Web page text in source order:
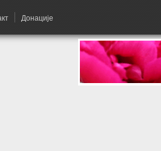
Донације